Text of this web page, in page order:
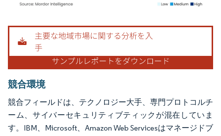
画像 © Mordor Intelligence。再利用にはCC BY 4.0の表示が必要です。
競合環境
競合フィールドは、テクノロジー大手、専門プロトコルチ
ーム、サイバーセキュリティブティックが混在していま
す。IBM、Microsoft、Amazon Web Servicesはマネージドブ